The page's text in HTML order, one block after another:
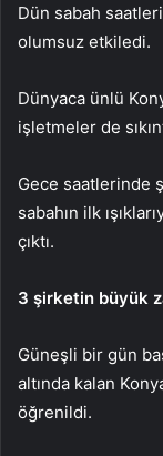
Dün sabah
olumsuz etkiledi.
Dünyaca ünlü
işletmeler de
Gece saatlerinde
sabahın ilk
çıktı.
3 şirketin büyük
Güneşli bir gün
altında kalan
öğrenildi.